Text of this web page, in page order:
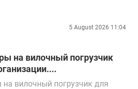
5 August 2026 11:04
на вилочный погрузчик
вилочный погрузчик для